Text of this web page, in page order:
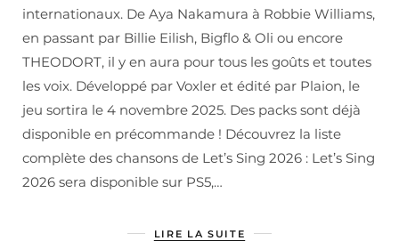
internationaux. De Aya Nakamura à Robbie Williams,
en passant par Billie Eilish, Bigflo & Oli ou encore
THEODORT, il y en aura pour tous les goûts et toutes
les voix. Développé par Voxler et édité par Plaion, le
jeu sortira le 4 novembre 2025. Des packs sont déjà
disponible en précommande ! Découvrez la liste
complète des chansons de Let’s Sing 2026 : Let’s Sing
2026 sera disponible sur PS5,…
LIRE LA SUITE